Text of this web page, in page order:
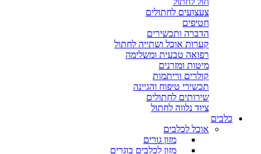
צעצועים לחתולים
חטיפים
הדברה ותכשירים
קערות אוכל ושתייה לחתול
רפואה טבעית ומשלימה
מיטות ומזרנים
קולרים וריתמות
תכשירי טיפוח והגיינה
שירותים לחתולים
ציוד נלווה לחתול
כלבים
אוכל לכלבים
מזון גורים
מזון לכלבים בוגרים